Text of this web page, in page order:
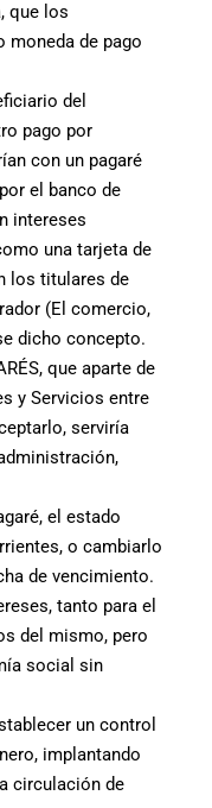
que los
moneda de pago
del
pago por
con un pagaré
el banco de
intereses
una tarjeta de
los titulares de
(El comercio,
dicho concepto.
que aparte de
y Servicios entre
serviría
el estado
o cambiarlo
de vencimiento.
tanto para el
del mismo, pero
social sin
un control
implantando
circulación de